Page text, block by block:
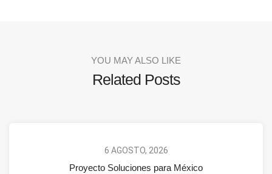
YOU MAY ALSO LIKE
Related Posts
6 AGOSTO, 2026
Proyecto Soluciones para México